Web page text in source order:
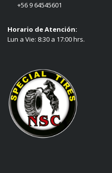
+56 9 64545601
Horario de Atención:
Lun a Vie: 8:30 a 17:00 hrs.